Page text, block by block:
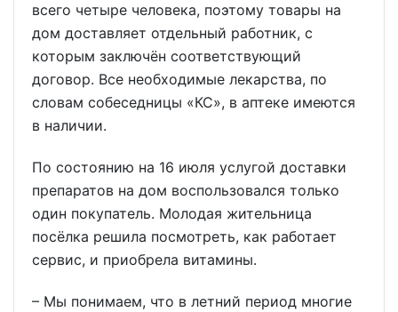
всего четыре человека, поэтому товары на
дом доставляет отдельный работник, с
которым заключён соответствующий
договор. Все необходимые лекарства, по
словам собеседницы «КС», в аптеке имеются
в наличии.
По состоянию на 16 июля услугой доставки
препаратов на дом воспользовался только
один покупатель. Молодая жительница
посёлка решила посмотреть, как работает
сервис, и приобрела витамины.
– Мы понимаем, что в летний период многие